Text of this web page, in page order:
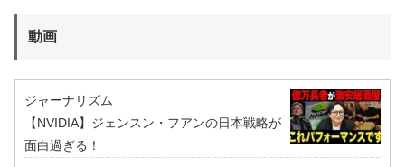
動画
ジャーナリズム
【NVIDIA】ジェンスン・フアンの日本戦略が
面白過ぎる！